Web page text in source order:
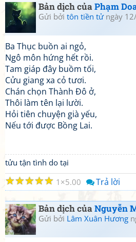
Bản dịch củaPhạm
Gửi bởi tôn tiền tửngày
Ba Thục buồn ai ngỏ,
Ngô môn hứng hết rồi.
Tam giáp đây buồm tối,
Cửu giang xa cỏ tươi.
Chán chọn Thành Đô ở,
Thôi làm tên lại lười.
Hỏi tiên chuyện già yếu,
Nếu tới được Bồng Lai.
tửu tận tình do tại
☆
☆
☆
☆
☆ 1 5.00 Trả lời
Bản dịch củaNguyễn
Gửi bởi Lâm Xuân Hương